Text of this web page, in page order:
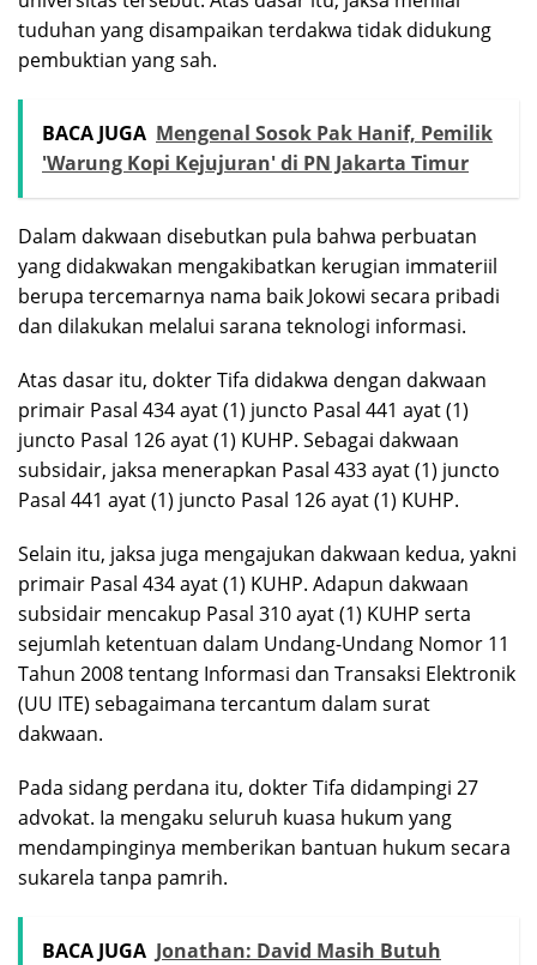
tuduhan yang disampaikan terdakwa tidak didukung
pembuktian yang sah.
BACA JUGA Mengenal Sosok Pak Hanif, Pemilik
'Warung Kopi Kejujuran' di PN Jakarta Timur
Dalam dakwaan disebutkan pula bahwa perbuatan
yang didakwakan mengakibatkan kerugian immateriil
berupa tercemarnya nama baik Jokowi secara pribadi
dan dilakukan melalui sarana teknologi informasi.
Atas dasar itu, dokter Tifa didakwa dengan dakwaan
primair Pasal 434 ayat (1) juncto Pasal 441 ayat (1)
juncto Pasal 126 ayat (1) KUHP. Sebagai dakwaan
subsidair, jaksa menerapkan Pasal 433 ayat (1) juncto
Pasal 441 ayat (1) juncto Pasal 126 ayat (1) KUHP.
Selain itu, jaksa juga mengajukan dakwaan kedua, yakni
primair Pasal 434 ayat (1) KUHP. Adapun dakwaan
subsidair mencakup Pasal 310 ayat (1) KUHP serta
sejumlah ketentuan dalam Undang-Undang Nomor 11
Tahun 2008 tentang Informasi dan Transaksi Elektronik
(UU ITE) sebagaimana tercantum dalam surat
dakwaan.
Pada sidang perdana itu, dokter Tifa didampingi 27
advokat. Ia mengaku seluruh kuasa hukum yang
mendampinginya memberikan bantuan hukum secara
sukarela tanpa pamrih.
BACA JUGA Jonathan: David Masih Butuh